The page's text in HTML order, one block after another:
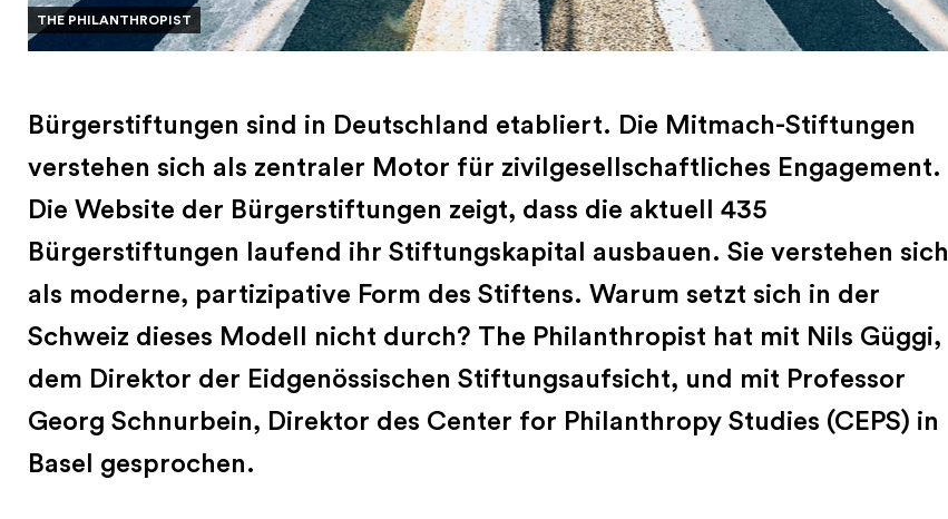
THE PHILANTHROPIST
Bürgerstiftungen sind in Deutschland etabliert. Die Mitmach-Stiftungen
verstehen sich als zentraler Motor für zivilgesellschaftliches Engagement.
Die Website der Bürgerstiftungen zeigt, dass die aktuell 435
Bürgerstiftungen laufend ihr Stiftungskapital ausbauen. Sie verstehen sich
als moderne, partizipative Form des Stiftens. Warum setzt sich in der
Schweiz dieses Modell nicht durch? The Philanthropist hat mit Nils Güggi,
dem Direktor der Eidgenössischen Stiftungsaufsicht, und mit Professor
Georg Schnurbein, Direktor des Center for Philanthropy Studies (CEPS) in
Basel gesprochen.